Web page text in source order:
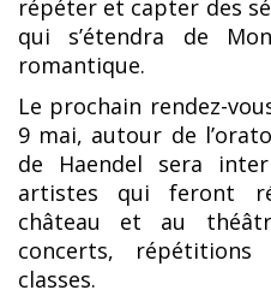
répéter et capter des
qui s’étendra de
romantique.
Le prochain rendez-
9 mai, autour de
de Haendel sera
artistes qui feront
château et au
concerts,
classes.